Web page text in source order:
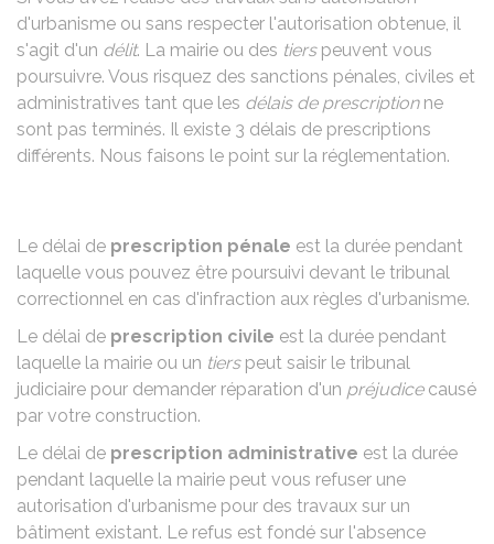
d'urbanisme ou sans respecter l'autorisation obtenue, il
s'agit d'un délit. La mairie ou des tierspeuvent vous
poursuivre. Vous risquez des sanctions pénales, civiles et
administratives tant que les délais de prescriptionne
sont pas terminés. Il existe 3 délais de prescriptions
différents. Nous faisons le point sur la réglementation.
Le délai de prescription pénale est la durée pendant
laquelle vous pouvez être poursuivi devant le tribunal
correctionnel en cas d'infraction aux règles d'urbanisme.
Le délai de prescription civile est la durée pendant
laquelle la mairie ou un tierspeut saisir le tribunal
judiciaire pour demander réparation d'un préjudicecausé
par votre construction.
Le délai de prescription administrative est la durée
pendant laquelle la mairie peut vous refuser une
autorisation d'urbanisme pour des travaux sur un
bâtiment existant. Le refus est fondé sur l'absence